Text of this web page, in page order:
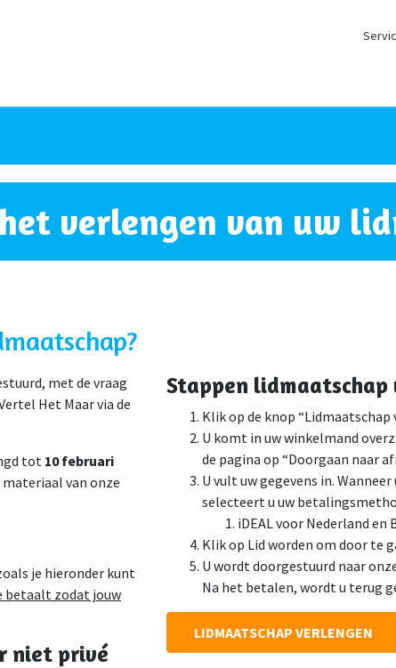
verlengen van uw
met de vraag
Het Maar via de
tot 10februari
van onze
je hieronder kunt
betaalt zodat jouw
niet privé
Stappen lidmaatschap
Klik op de knop “Lidmaatschap
U komt in uw winkelmand
de pagina op “Doorgaan naar
U vult uw gegevens in.
selecteert u uw
iDEAL voor Nederland
Klik op Lid worden om door te
U wordt doorgestuurd naar
Na het betalen, wordt u terug
LIDMAATSCHAP VERLENGEN